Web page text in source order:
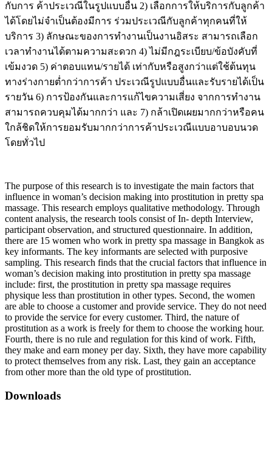
กับการ ค้าประเวณีในรูปแบบอื่น 2) เลือกการให้บริการกับลูกค้า
ได้โดยไม่จำเป็นต้องมีการ ร่วมประเวณีกับลูกค้าทุกคนที่ให้
บริการ 3) ลักษณะของการทำงานเป็นงานอิสระ สามารถเลือก
เวลาทำงานได้ตามความสะดวก 4) ไม่มีกฎระเบียบ/ข้อบังคับที่
เข้มงวด 5) ค่าตอบแทน/รายได้ เท่ากับหรือสูงกว่าแต่ใช้ต้นทุน
ทางร่างกายต่ำกว่าการค้า ประเวณีรูปแบบอื่นและรับรายได้เป็น
รายวัน 6) การป้องกันและการแก้ไขความเสี่ยง จากการทำงาน
สามารถควบคุมได้มากกว่า และ 7) กล้าเปิดเผยมากกว่าหรือคน
ใกล้ชิดให้การยอมรับมากกว่าการค้าประเวณีแบบอาบอบนวด
โดยทั่วไป
The purpose of this research is to investigate the main factors that
influence in woman’s decision making into prostitution in pretty spa
massage. This research employs qualitative methodology. Through
content analysis, the research tools consist of In- depth Interview,
participant observation, and structured questionnaire. In addition,
there are 15 women who work in pretty spa massage in Bangkok as
key informants. The key informants are selected with purposive
sampling. This research finds that the crucial factors that influence in
woman’s decision making into prostitution in pretty spa massage
include: first, the prostitution in pretty spa massage requires
physique less than prostitution in other types. Second, the women
are able to choose a customer and provide service. They do not need
to provide the service for every customer. Third, the nature of
prostitution as a work is freely for them to choose the working hour.
Fourth, there is no rule and regulation for this kind of work. Fifth,
they make and earn money per day. Sixth, they have more capability
to protect themselves from any risk. Last, they gain an acceptance
from other more than the old type of prostitution.
Downloads